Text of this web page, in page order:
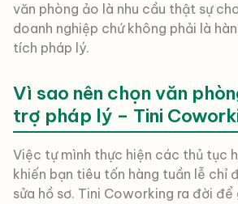
văn phòng ảo là nhu cầu thật sự
doanh nghiệp chứ không phải là
tích pháp lý.
Vì sao nên chọn văn
trợ pháp lý – Tini
Việc tự mình thực hiện các thủ tục
khiến bạn tiêu tốn hàng tuần lễ chỉ
sửa hồ sơ. Tini Coworking ra đời để